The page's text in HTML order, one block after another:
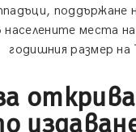
места
годишния размер